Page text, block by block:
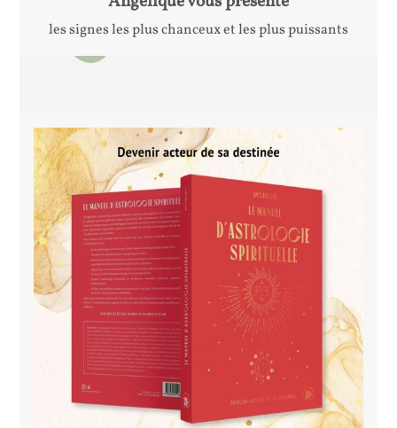
les signes les plus chanceux et les plus puissants